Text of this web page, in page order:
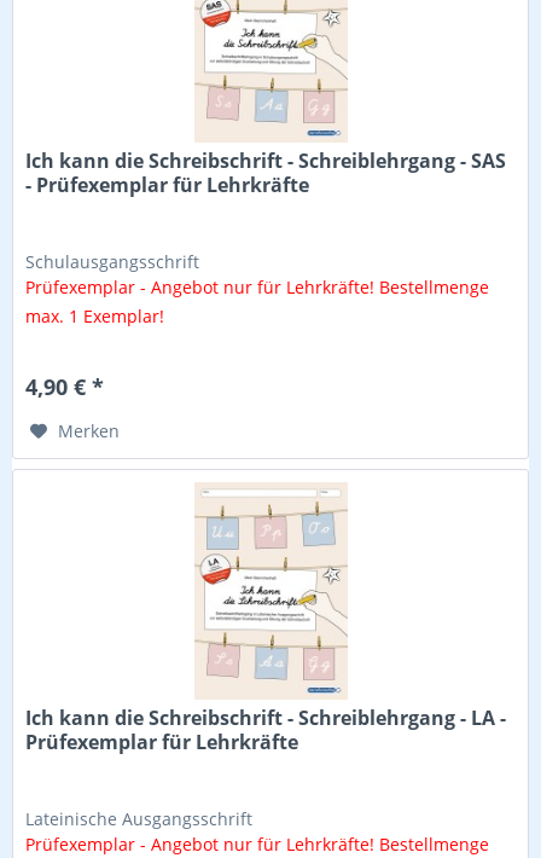
Ich kann die Schreibschrift - Schreiblehrgang - SAS
- Prüfexemplar für Lehrkräfte
Schulausgangsschrift
Prüfexemplar - Angebot nur für Lehrkräfte! Bestellmenge
max. 1 Exemplar!
4,90 € *
Merken
Ich kann die Schreibschrift - Schreiblehrgang - LA -
Prüfexemplar für Lehrkräfte
Lateinische Ausgangsschrift
Prüfexemplar - Angebot nur für Lehrkräfte! Bestellmenge